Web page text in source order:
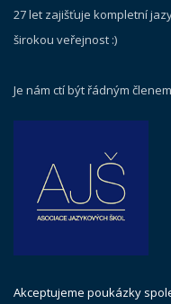
27 let zajišťuje kompletní
širokou veřejnost :)
Je nám ctí být řádným členem
Akceptujeme poukázky